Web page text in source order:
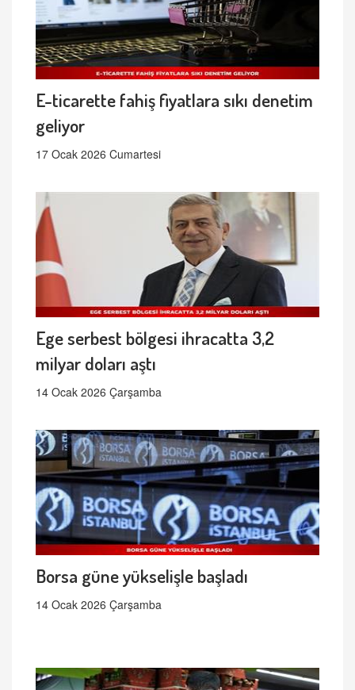
E-ticarette fahiş fiyatlara sıkı denetim
geliyor
17 Ocak 2026 Cumartesi
Ege serbest bölgesi ihracatta 3,2
milyar doları aştı
14 Ocak 2026 Çarşamba
Borsa güne yükselişle başladı
14 Ocak 2026 Çarşamba